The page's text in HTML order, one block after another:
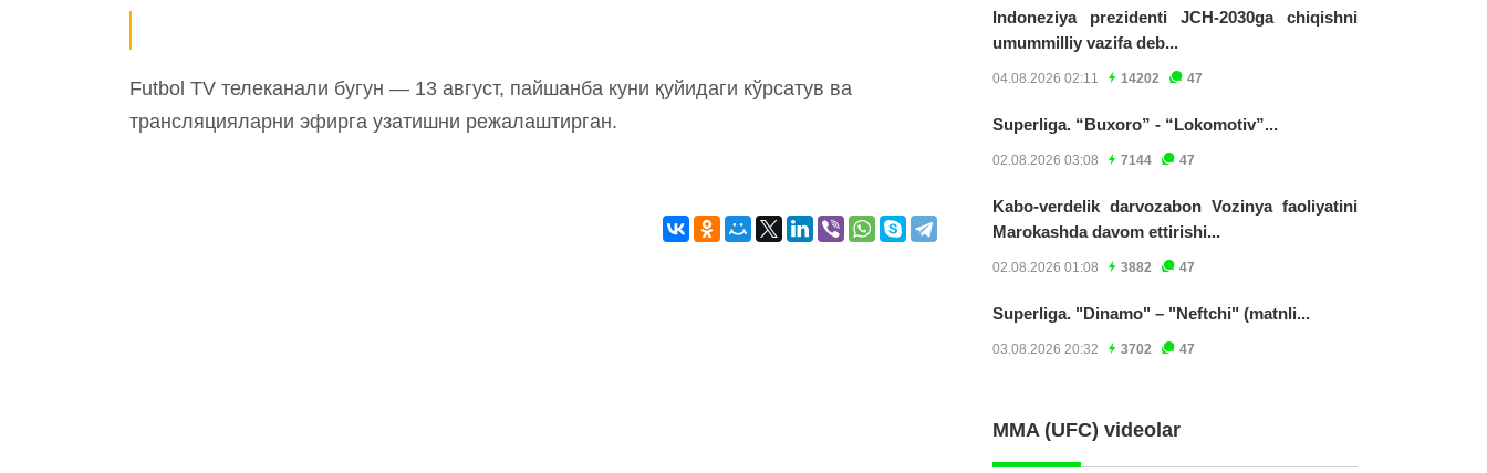
Futbol TV телеканали бугун — 13 август, пайшанба куни қуйидаги кўрсатув ва
трансляцияларни эфирга узатишни режалаштирган.
Indoneziya prezidenti JCH-2030ga chiqishni
umummilliy vazifa deb...
04.08.2026 02:11 14202 47
Superliga. “Buxoro” - “Lokomotiv”...
02.08.2026 03:08 7144 47
Kabo-verdelik darvozabon Vozinya faoliyatini
Marokashda davom ettirishi...
02.08.2026 01:08 3882 47
Superliga. "Dinamo" – "Neftchi" (matnli...
03.08.2026 20:32 3702 47
MMA (UFC) videolar